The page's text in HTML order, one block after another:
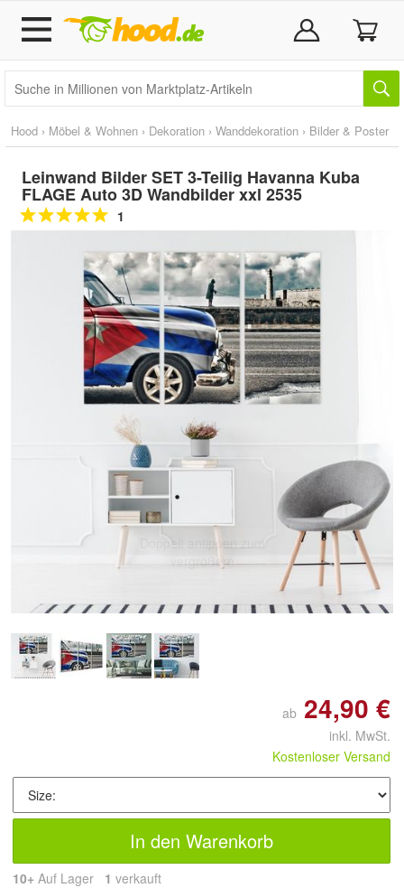
Hood › Möbel & Wohnen › Dekoration › Wanddekoration › Bilder & Poster
Leinwand Bilder SET 3-Teilig Havanna Kuba
FLAGE Auto 3D Wandbilder xxl 2535
1
Doppelt antippen zum
vergrößern
ab 24,90 €
inkl. MwSt.
Kostenloser Versand
In den Warenkorb
10+ Auf Lager 1 verkauft